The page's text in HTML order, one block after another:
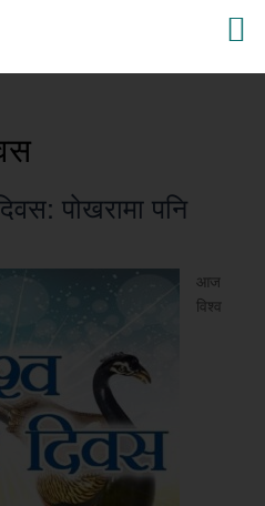
पोखरामा पनि
आज
विश्व